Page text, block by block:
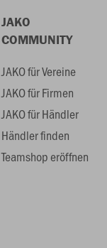
JAKO
COMMUNITY
JAKO für Vereine
JAKO für Firmen
JAKO für Händler
Händler finden
Teamshop eröffnen